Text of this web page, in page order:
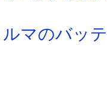
ルマのバッ